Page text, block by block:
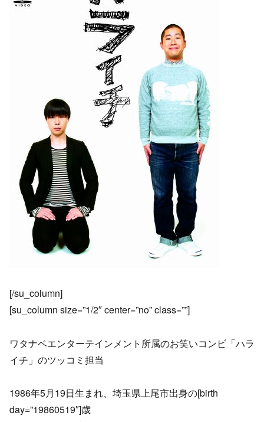
[/su_column]
[su_column size=”1/2″ center=”no” class=””]
ワタナベエンターテインメント所属のお笑いコンビ「ハラ
イチ」のツッコミ担当
1986年5月19日生まれ、埼玉県上尾市出身の[birth
day=”19860519″]歳